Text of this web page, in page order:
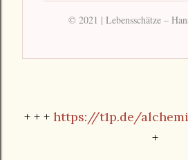
© 2021 | Lebensschätze –
+ + + https://t1p.de/
+